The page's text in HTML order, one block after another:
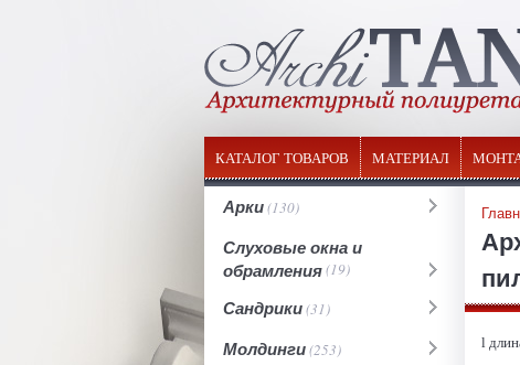
КАТАЛОГ ТОВАРОВ МАТЕРИАЛ
Арки(130)
Слуховые окна и
обрамления(19)
Сандрики(31)
Молдинги(253) l